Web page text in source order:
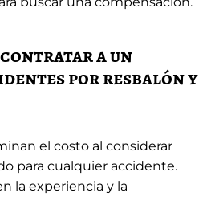
contratar a un
por resbalón y
el costo al considerar
para cualquier accidente.
la experiencia y la